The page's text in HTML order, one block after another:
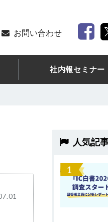
お問い合わせ
社内報セミナー
人気記
1